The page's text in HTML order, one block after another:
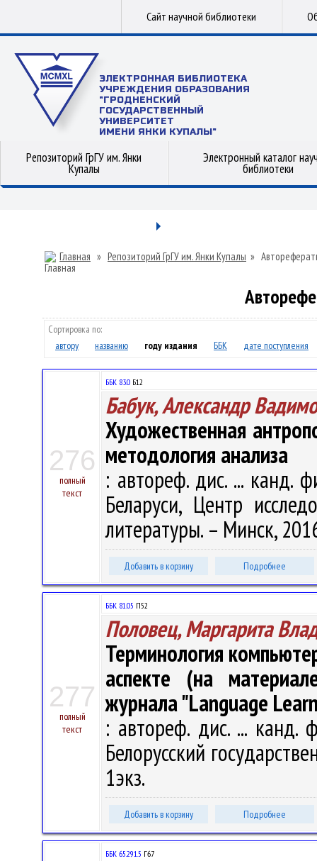
Сайт научной библиотеки
ЭЛЕКТРОННАЯ БИБЛИОТЕКА
УЧРЕЖДЕНИЯ ОБРАЗОВАНИЯ
"ГРОДНЕНСКИЙ
ГОСУДАРСТВЕННЫЙ
УНИВЕРСИТЕТ
ИМЕНИ ЯНКИ КУПАЛЫ"
Репозиторий ГрГУ им. Янки
Купалы
Электронный каталог
библиотеки
Главная » Репозиторий ГрГУ им. Янки Купалы »
Сортировка по:
автору
названию году издания ББК дате поступления
276
полный
текст
ББК 83.0 Б12
Бабук, Александр
Художественная
методология анализа
: автореф. дис. ... канд.
Беларуси, Центр
литературы. – Минск,
Добавить в корзину Подробнее
277
полный
текст
ББК 81.05 П52
Половец, Маргарита
Терминология
аспекте (на
журнала "Language
: автореф. дис. ...
Белорусский
1экз.
Добавить в корзину Подробнее
ББК 65.291.5 Г67